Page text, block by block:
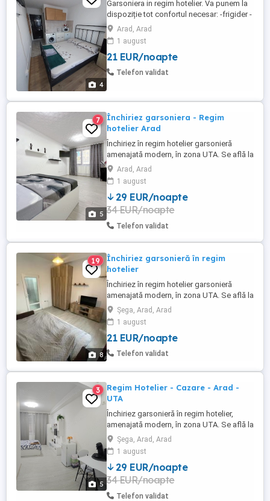
4
Garsoniera in regim hotelier. Va punem la
dispoziție tot confortul necesar: -frigider -
mașina de spălat -micounde -clima -
televizor -prosoape curate + lenjerie -
produse de igiena Garsoniera e
amplasată intr-o zona foarte buna a
Aradului, la o distanta de centrul orașului
Arad, Arad
1 august
21 EUR/noapte
Telefon validat
5
7
Închiriez garsoniera - Regim
hotelier Arad
Închiriez în regim hotelier garsonieră
amenajată modern, în zona UTA. Se află la
10 minute (pe jos) de: Atrium Mall, Gara,
Autogara, Spitalul Județean, Afi Arad, KFC,
MC, Profi. Utilități: apă caldă și rece
Electrocasnice: frigider, televizor. Asigur:
prosoape, set lenjerie pat! Apartamentul
este ...
Arad, Arad
1 august
29 EUR/noapte
34 EUR/noapte
Telefon validat
8
19
Închiriez garsonieră în regim
hotelier
Închiriez în regim hotelier garsonieră
amenajată modern, în zona UTA. Se află la
10 minute de: Atrium Mall, Gara, Autogara,
Spitalul Județean. Utilități: apă caldă și
rece Electrocasnice: frigider, televizor,
mașina de spălat. Asigur: prosoape, set
lenjerie pat! Apartamentul este recent
Șega, Arad, Arad
1 august
21 EUR/noapte
Telefon validat
5
3
Regim Hotelier - Cazare - Arad -
UTA
Închiriez garsonieră în regim hotelier,
amenajată modern, în zona UTA. Se află la
10 minute de: Atrium Mall, Gara, Autogara,
Spitalul Județean, Afi Arad, Profi, KFC, MC.
Utilități: apă caldă și rece Electrocasnice:
frigider, televizor, aparat cafea, fierbător
apă Asigur: prosoape, set lenjerie pat!
Garsoniera ...
Șega, Arad, Arad
1 august
29 EUR/noapte
34 EUR/noapte
Telefon validat